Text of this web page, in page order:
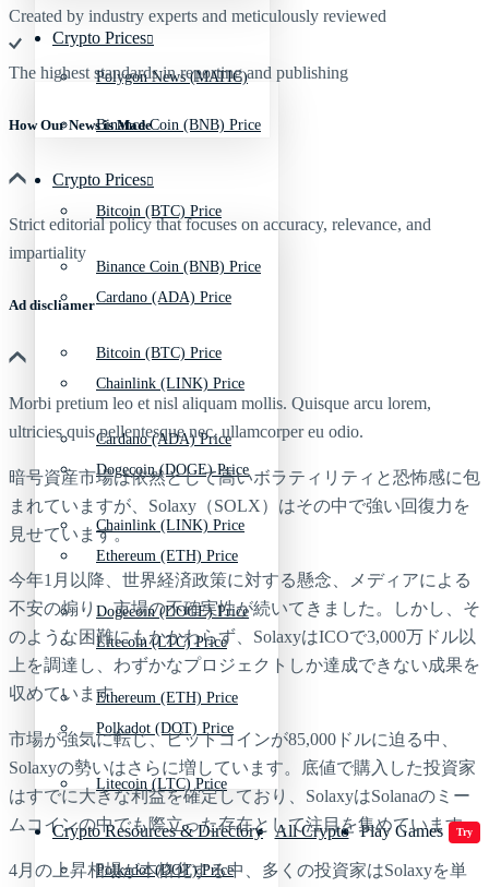
Crypto Prices
Binance Coin (BNB) Price
Bitcoin (BTC) Price
Cardano (ADA) Price
Chainlink (LINK) Price
Dogecoin (DOGE) Price
Ethereum (ETH) Price
Litecoin (LTC) Price
Polkadot (DOT) Price
Crypto Resources & Directory All Crypto Play Games Try
Polygon News (MATIC)
Crypto Prices
Binance Coin (BNB) Price
Bitcoin (BTC) Price
Cardano (ADA) Price
Chainlink (LINK) Price
Dogecoin (DOGE) Price
Ethereum (ETH) Price
Litecoin (LTC) Price
Polkadot (DOT) Price
Created by industry experts and meticulously reviewed
The highest standards in reporting and publishing
How Our News is Made
Strict editorial policy that focuses on accuracy, relevance, and
impartiality
Ad discliamer
Morbi pretium leo et nisl aliquam mollis. Quisque arcu lorem,
ultricies quis pellentesque nec, ullamcorper eu odio.
暗号資産市場は依然として高いボラティリティと恐怖感に包
まれていますが、Solaxy（SOLX）はその中で強い回復力を
見せています。
今年1月以降、世界経済政策に対する懸念、メディアによる
不安の煽り、市場の不確実性が続いてきました。しかし、そ
のような困難にもかかわらず、SolaxyはICOで3,000万ドル以
上を調達し、わずかなプロジェクトしか達成できない成果を
収めています。
市場が強気に転じ、ビットコインが85,000ドルに迫る中、
Solaxyの勢いはさらに増しています。底値で購入した投資家
はすでに大きな利益を確定しており、SolaxyはSolanaのミー
ムコインの中でも際立った存在として注目を集めています。
4月の上昇相場が本格化する中、多くの投資家はSolaxyを単